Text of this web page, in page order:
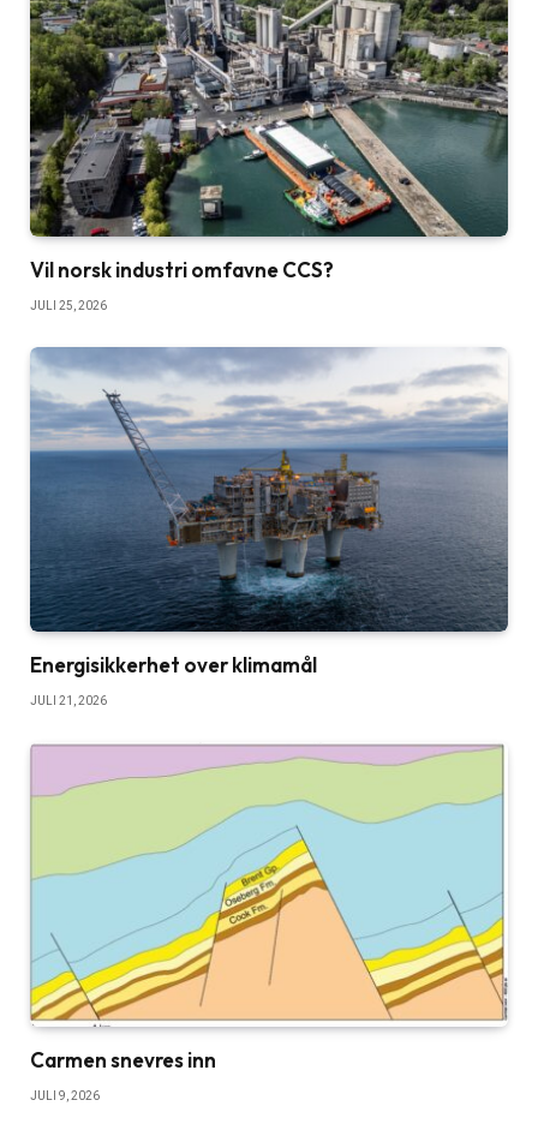
Vil norsk industri omfavne CCS?
JULI 25, 2026
Energisikkerhet over klimamål
JULI 21, 2026
Carmen snevres inn
JULI 9, 2026